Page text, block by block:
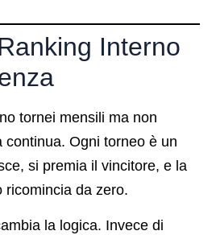
Interno
tornei mensili ma non
continua. Ogni torneo è un
si premia il vincitore, e la
ricomincia da zero.
la logica. Invece di